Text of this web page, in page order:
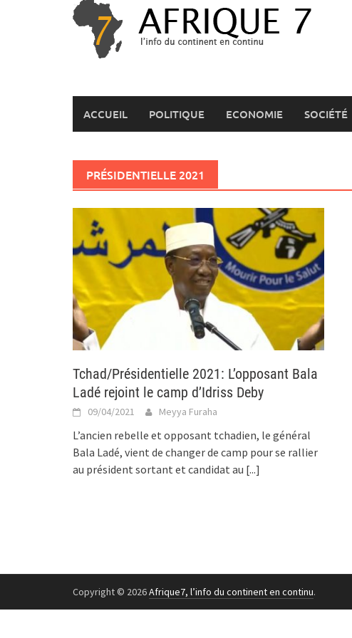
ACCUEIL POLITIQUE ECONOMIE SOCIÉTÉ
PRÉSIDENTIELLE 2021
Tchad/Présidentielle 2021: L’opposant Bala
Ladé rejoint le camp d’Idriss Deby
09/04/2021 Meyya Furaha
L’ancien rebelle et opposant tchadien, le général
Bala Ladé, vient de changer de camp pour se rallier
au président sortant et candidat au [...]
Copyright © 2026Afrique7, l’info du continent en continu.